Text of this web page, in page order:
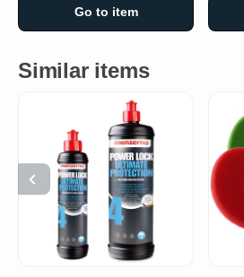
Go to item
Similar items